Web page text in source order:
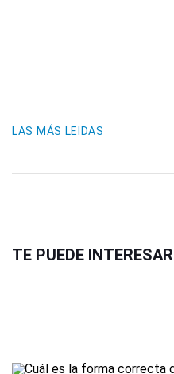
LAS MÁS LEIDAS
TE PUEDE INTERESAR